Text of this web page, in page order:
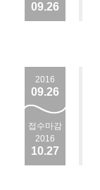
09.26
2016
09.26
접수마감
2016
10.27